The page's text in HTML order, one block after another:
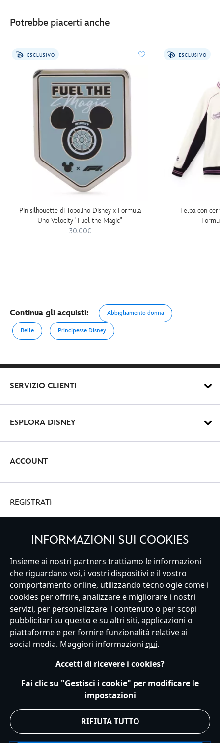
Potrebbe piacerti anche
ESCLUSIVO
Pin silhouette di Topolino Disney x Formula
Uno Velocity "Fuel the Magic"
30.00€
ESCLUSIVO
Felpa con
Continua gli acquisti: Abbigliamento donna
Belle Principesse Disney
SERVIZIO CLIENTI
ESPLORA DISNEY
ACCOUNT
REGISTRATI
Italy
Servizio Clienti Termini d'Uso Trova Negozio
Mappa del Sito
Normativa Europea sul trattamento dei dati personali
Informativa sulla privacy
Politica dei Cookie
Informativa sulla privacy UE
Termini e Condizioni generali
Gestisci le impostazioni dei Cookies
s172 Statements
INFORMAZIONI SUI COOKIES
Insieme ai nostri partners trattiamo le informazioni
che riguardano voi, i vostri dispositivi e il vostro
comportamento online, utilizzando tecnologie come i
cookies per offrire, analizzare e migliorare i nostri
servizi, per personalizzare il contenuto o per scopi
pubblicitari su questo e su altri siti, applicazioni o
piattaforme e per fornire funzionalità relative ai
social media. Maggiori informazioni qui.
Accetti di ricevere i cookies?
Fai clic su "Gestisci i cookie" per modificare le
impostazioni
RIFIUTA TUTTO